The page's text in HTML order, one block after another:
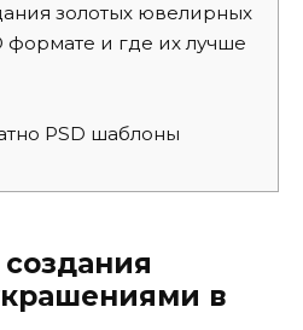
золотых ювелирных
формате и где их лучше
PSD шаблоны
в